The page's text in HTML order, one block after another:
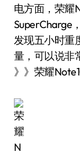
电方面，荣耀
SuperCharge
发现五小时重
量，可以说非
》》荣耀